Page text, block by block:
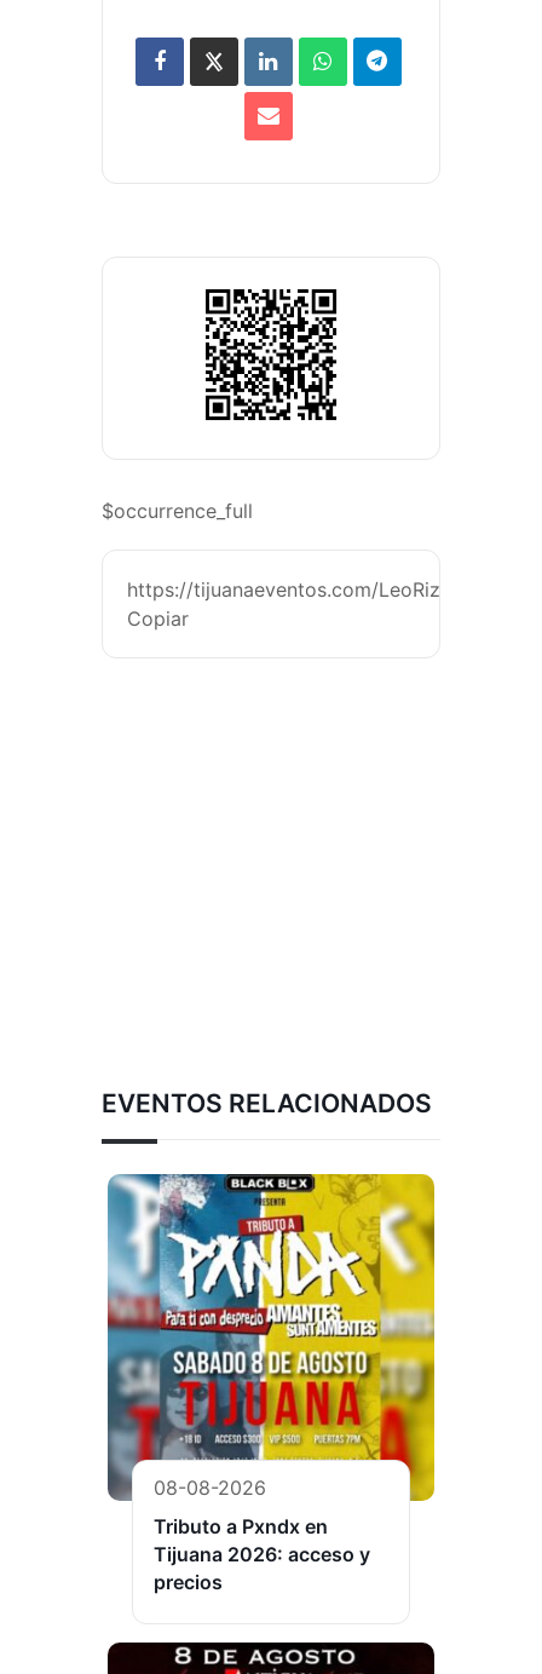
$occurrence_full
https://tijuanaeventos.com/LeoRizziTj26
Copiar
EVENTOS RELACIONADOS
08-08-2026
Tributo a Pxndx en
Tijuana 2026: acceso y
precios